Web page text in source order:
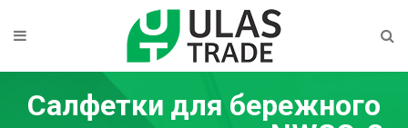
Салфетки для бережного